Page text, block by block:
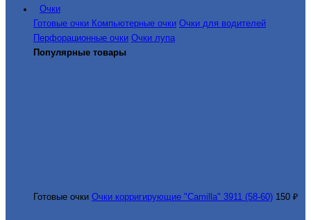
Очки
Готовые очки Компьютерные очки Очки для водителей
Перфорационные очки Очки лупа
Популярные товары
Готовые очки Очки корригирующие "Camilla" 3911 (58-60) 150 ₽